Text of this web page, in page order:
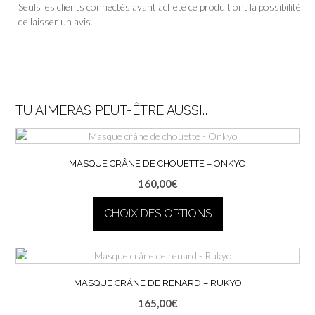
Seuls les clients connectés ayant acheté ce produit ont la possibilité
de laisser un avis.
TU AIMERAS PEUT-ÊTRE AUSSI…
MASQUE CRÂNE DE CHOUETTE – ONKYO
160,00€
CHOIX DES OPTIONS
produit
a
plusieurs
Les
MASQUE CRÂNE DE RENARD – RUKYO
165,00€